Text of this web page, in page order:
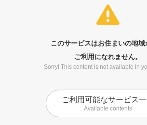
このサービスはお住まいの地域
ご利用になれません。
Sorry! This content is not available in
ご利用可能なサービス
Available contents